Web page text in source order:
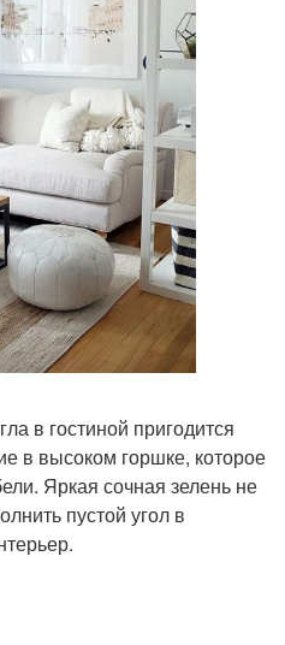
в гостиной пригодится
в высоком горшке, которое
Яркая сочная зелень не
пустой угол в